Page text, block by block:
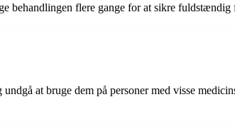
behandlingen flere gange for at sikre
at bruge dem på personer med visse